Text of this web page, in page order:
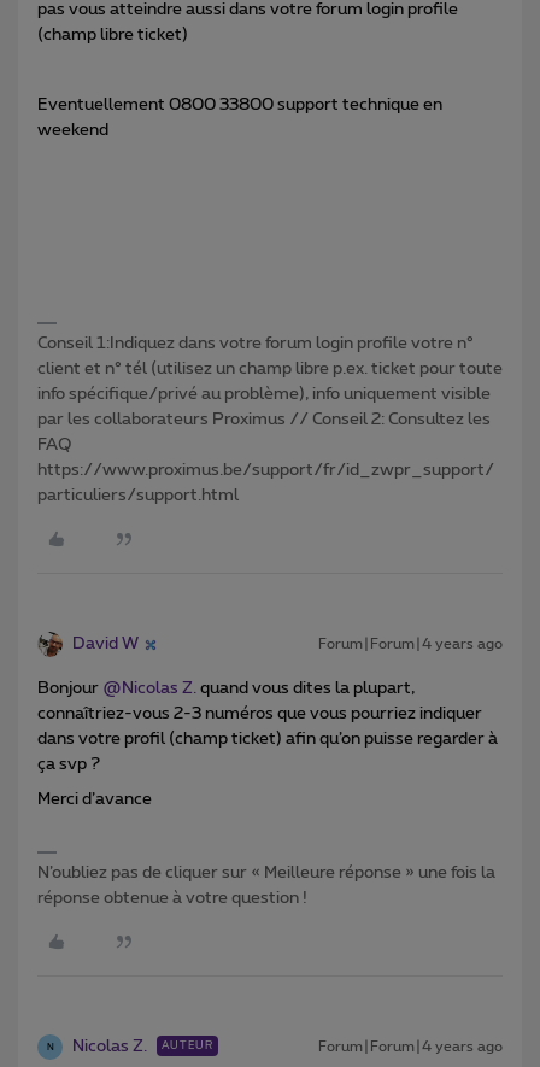
pas vous atteindre aussi dans votre forum login profile
(champ libre ticket)
Eventuellement 0800 33800 support technique en
weekend
Conseil 1:Indiquez dans votre forum login profile votre n°
client et n° tél (utilisez un champ libre p.ex. ticket pour toute
info spécifique/privé au problème), info uniquement visible
par les collaborateurs Proximus // Conseil 2: Consultez les
FAQ
https://www.proximus.be/support/fr/id_zwpr_support/
particuliers/support.html
David W Forum|Forum|4 years ago
Bonjour @Nicolas Z. quand vous dites la plupart,
connaîtriez-vous 2-3 numéros que vous pourriez indiquer
dans votre profil (champ ticket) afin qu’on puisse regarder à
ça svp ?
Merci d’avance
N’oubliez pas de cliquer sur « Meilleure réponse » une fois la
réponse obtenue à votre question !
N Nicolas Z. AUTEUR Forum|Forum|4 years ago